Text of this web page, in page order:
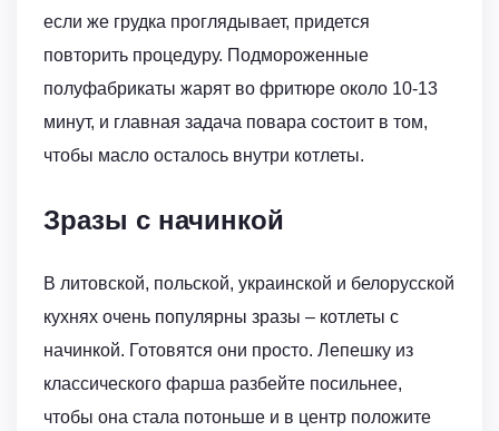
если же грудка проглядывает, придется
повторить процедуру. Подмороженные
полуфабрикаты жарят во фритюре около 10-13
минут, и главная задача повара состоит в том,
чтобы масло осталось внутри котлеты.
Зразы с начинкой
В литовской, польской, украинской и белорусской
кухнях очень популярны зразы – котлеты с
начинкой. Готовятся они просто. Лепешку из
классического фарша разбейте посильнее,
чтобы она стала потоньше и в центр положите